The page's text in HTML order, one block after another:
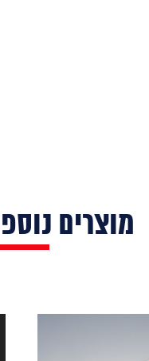
מוצרים